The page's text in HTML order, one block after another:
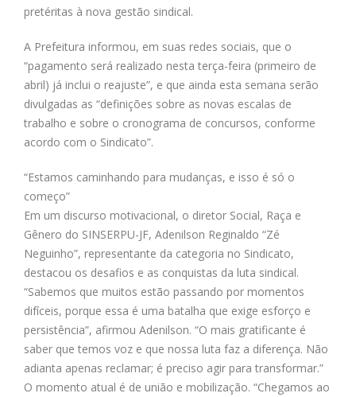
pretéritas à nova gestão sindical.
A Prefeitura informou, em suas redes sociais, que o
“pagamento será realizado nesta terça-feira (primeiro de
abril) já inclui o reajuste”, e que ainda esta semana serão
divulgadas as “definições sobre as novas escalas de
trabalho e sobre o cronograma de concursos, conforme
acordo com o Sindicato”.
“Estamos caminhando para mudanças, e isso é só o
começo”
Em um discurso motivacional, o diretor Social, Raça e
Gênero do SINSERPU-JF, Adenilson Reginaldo “Zé
Neguinho”, representante da categoria no Sindicato,
destacou os desafios e as conquistas da luta sindical.
“Sabemos que muitos estão passando por momentos
difíceis, porque essa é uma batalha que exige esforço e
persistência”, afirmou Adenilson. “O mais gratificante é
saber que temos voz e que nossa luta faz a diferença. Não
adianta apenas reclamar; é preciso agir para transformar.”
O momento atual é de união e mobilização. “Chegamos ao